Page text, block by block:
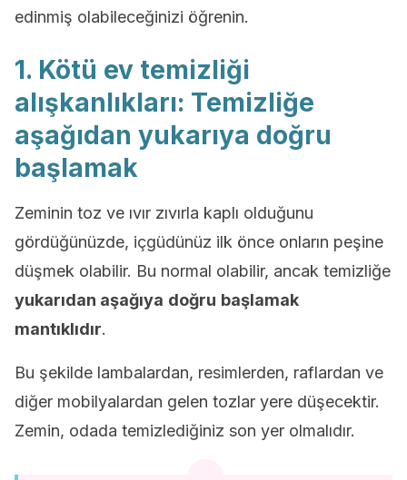
edinmiş olabileceğinizi öğrenin.
1. Kötü ev temizliği
alışkanlıkları: Temizliğe
aşağıdan yukarıya doğru
başlamak
Zeminin toz ve ıvır zıvırla kaplı olduğunu
gördüğünüzde, içgüdünüz ilk önce onların peşine
düşmek olabilir. Bu normal olabilir, ancak temizliğe
yukarıdan aşağıya doğru başlamak
mantıklıdır.
Bu şekilde lambalardan, resimlerden, raflardan ve
diğer mobilyalardan gelen tozlar yere düşecektir.
Zemin, odada temizlediğiniz son yer olmalıdır.